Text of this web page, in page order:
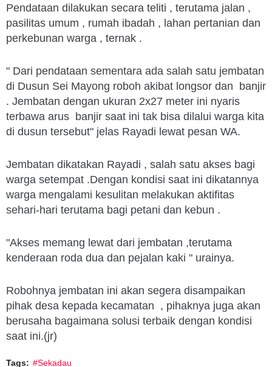
Pendataan dilakukan secara teliti , terutama jalan ,
pasilitas umum , rumah ibadah , lahan pertanian dan
perkebunan warga , ternak .
" Dari pendataan sementara ada salah satu jembatan
di Dusun Sei Mayong roboh akibat longsor dan banjir
. Jembatan dengan ukuran 2x27 meter ini nyaris
terbawa arus banjir saat ini tak bisa dilalui warga kita
di dusun tersebut" jelas Rayadi lewat pesan WA.
Jembatan dikatakan Rayadi , salah satu akses bagi
warga setempat .Dengan kondisi saat ini dikatannya
warga mengalami kesulitan melakukan aktifitas
sehari-hari terutama bagi petani dan kebun .
"Akses memang lewat dari jembatan ,terutama
kenderaan roda dua dan pejalan kaki " urainya.
Robohnya jembatan ini akan segera disampaikan
pihak desa kepada kecamatan , pihaknya juga akan
berusaha bagaimana solusi terbaik dengan kondisi
saat ini.(jr)
Tags: #Sekadau